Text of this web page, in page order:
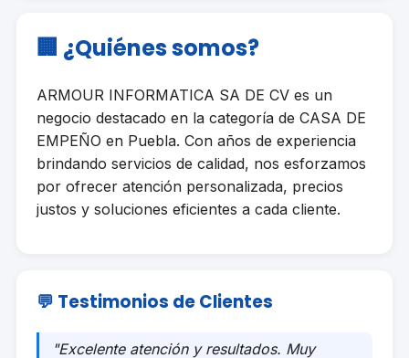
🏢 ¿Quiénes somos?
ARMOUR INFORMATICA SA DE CV es un
negocio destacado en la categoría de CASA DE
EMPEÑO en Puebla. Con años de experiencia
brindando servicios de calidad, nos esforzamos
por ofrecer atención personalizada, precios
justos y soluciones eficientes a cada cliente.
💬 Testimonios de Clientes
"Excelente atención y resultados. Muy